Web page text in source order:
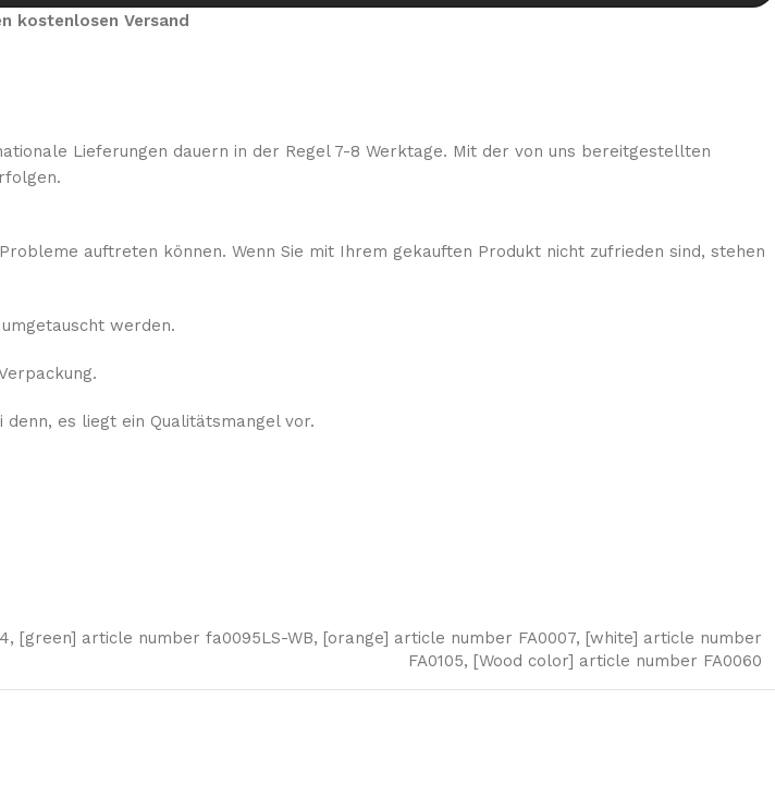
kostenlosen Versand
Lieferungen dauern in der Regel 7-8 Werktage. Mit der von uns bereitgestellten
auftreten können. Wenn Sie mit Ihrem gekauften Produkt nicht zufrieden sind, stehen
werden.
es liegt ein Qualitätsmangel vor.
, [green] article number fa0095LS-WB, [orange] article number FA0007, [white] article number
FA0105, [Wood color] article number FA0060